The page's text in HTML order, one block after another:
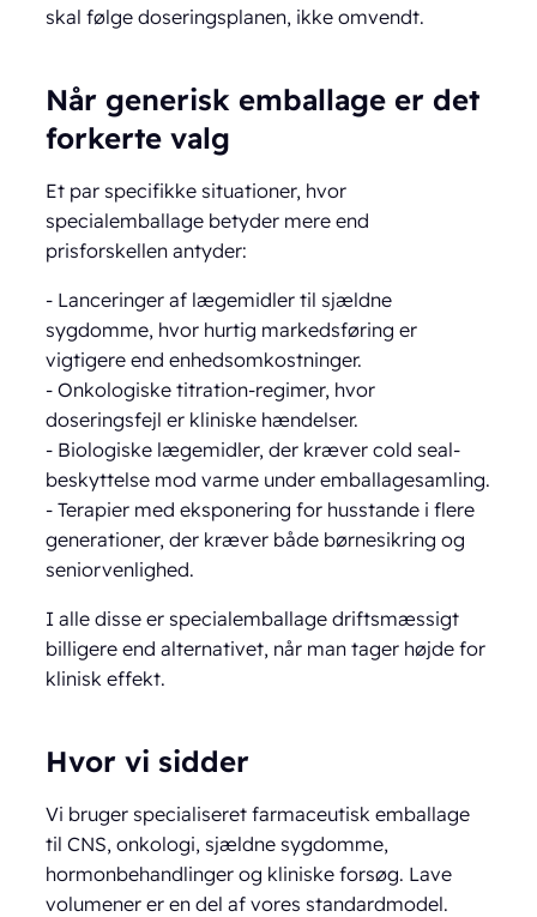
skal følge doseringsplanen, ikke omvendt.
Når generisk emballage er det
forkerte valg
Et par specifikke situationer, hvor
specialemballage betyder mere end
prisforskellen antyder:
- Lanceringer af lægemidler til sjældne
sygdomme, hvor hurtig markedsføring er
vigtigere end enhedsomkostninger.
- Onkologiske titration-regimer, hvor
doseringsfejl er kliniske hændelser.
- Biologiske lægemidler, der kræver cold seal-
beskyttelse mod varme under emballagesamling.
- Terapier med eksponering for husstande i flere
generationer, der kræver både børnesikring og
seniorvenlighed.
I alle disse er specialemballage driftsmæssigt
billigere end alternativet, når man tager højde for
klinisk effekt.
Hvor vi sidder
Vi bruger specialiseret farmaceutisk emballage
til CNS, onkologi, sjældne sygdomme,
hormonbehandlinger og kliniske forsøg. Lave
volumener er en del af vores standardmodel.